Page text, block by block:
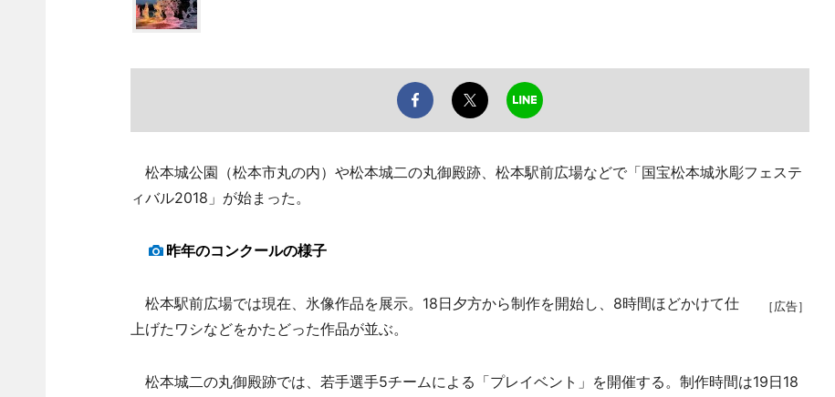
松本城公園（松本市丸の内）や松本城二の丸御殿跡、松本駅前広場などで「国宝松本城氷彫フェステ
ィバル2018」が始まった。
昨年のコンクールの様子
［広告］
松本駅前広場では現在、氷像作品を展示。18日夕方から制作を開始し、8時間ほどかけて仕
上げたワシなどをかたどった作品が並ぶ。
松本城二の丸御殿跡では、若手選手5チームによる「プレイベント」を開催する。制作時間は19日18